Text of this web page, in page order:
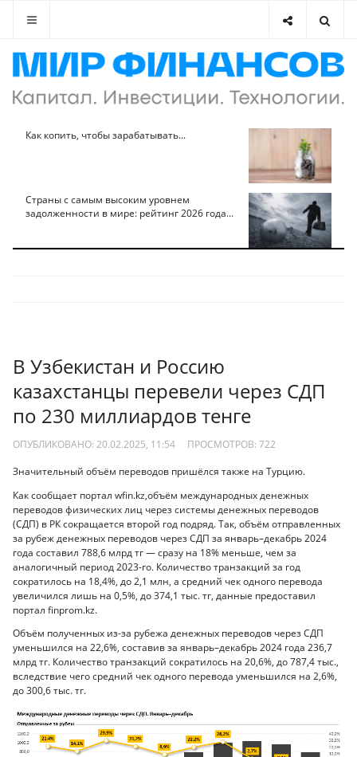
Как копить, чтобы зарабатывать...
Страны с самым высоким уровнем
задолженности в мире: рейтинг 2026 года...
В Узбекистан и Россию
казахстанцы перевели через СДП
по 230 миллиардов тенге
ОПУБЛИКОВАНО: 20.02.2025, 11:54 ПРОСМОТРОВ: 722
Значительный объём переводов пришёлся также на Турцию.
Как сообщает портал wfin.kz,объём международных денежных
переводов физических лиц через системы денежных переводов
(СДП) в РК сокращается второй год подряд. Так, объём отправленных
за рубеж денежных переводов через СДП за январь–декабрь 2024
года составил 788,6 млрд тг — сразу на 18% меньше, чем за
аналогичный период 2023-го. Количество транзакций за год
сократилось на 18,4%, до 2,1 млн, а средний чек одного перевода
увеличился лишь на 0,5%, до 374,1 тыс. тг, данные предоставил
портал finprom.kz.
Объём полученных из-за рубежа денежных переводов через СДП
уменьшился на 22,6%, составив за январь–декабрь 2024 года 236,7
млрд тг. Количество транзакций сократилось на 20,6%, до 787,4 тыс.,
вследствие чего средний чек одного перевода уменьшился на 2,6%,
до 300,6 тыс. тг.